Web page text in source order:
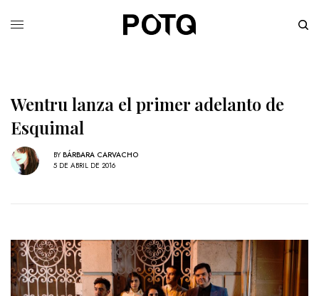
Wentru lanza el primer adelanto de
Esquimal
BY BÁRBARA CARVACHO
5 DE ABRIL DE 2016